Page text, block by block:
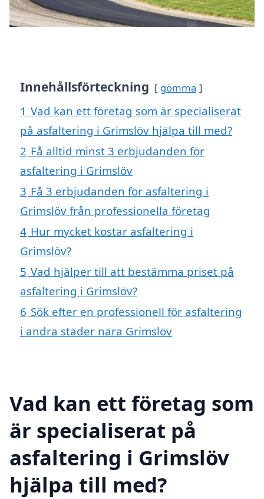
Innehållsförteckning gömma
1 Vad kan ett företag som är specialiserat
på asfaltering i Grimslöv hjälpa till med?
2 Få alltid minst 3 erbjudanden för
asfaltering i Grimslöv
3 Få 3 erbjudanden för asfaltering i
Grimslöv från professionella företag
4 Hur mycket kostar asfaltering i
Grimslöv?
5 Vad hjälper till att bestämma priset på
asfaltering i Grimslöv?
6 Sök efter en professionell för asfaltering
i andra städer nära Grimslöv
Vad kan ett företag som
är specialiserat på
asfaltering i Grimslöv
hjälpa till med?